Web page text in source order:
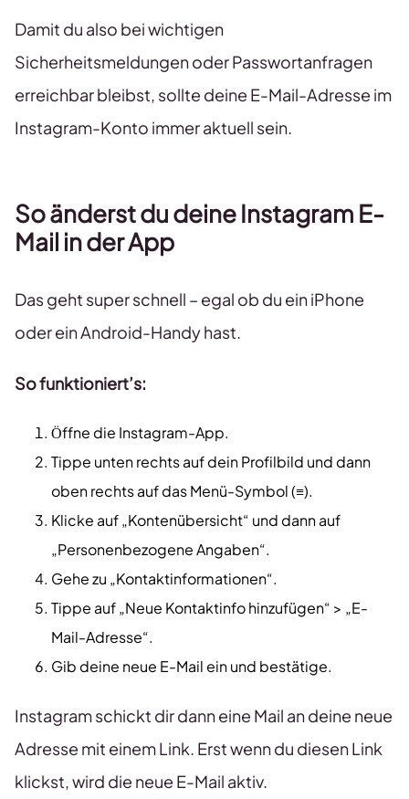
Damit du also bei wichtigen
Sicherheitsmeldungen oder Passwortanfragen
erreichbar bleibst, sollte deine E-Mail-Adresse im
Instagram-Konto immer aktuell sein.
So änderst du deine Instagram E-
Mail in der App
Das geht super schnell – egal ob du ein iPhone
oder ein Android-Handy hast.
So funktioniert’s:
Öffne die Instagram-App.
Tippe unten rechts auf dein Profilbild und dann
oben rechts auf das Menü-Symbol (≡).
Klicke auf „Kontenübersicht“ und dann auf
„Personenbezogene Angaben“.
Gehe zu „Kontaktinformationen“.
Tippe auf „Neue Kontaktinfo hinzufügen“ > „E-
Mail-Adresse“.
Gib deine neue E-Mail ein und bestätige.
Instagram schickt dir dann eine Mail an deine neue
Adresse mit einem Link. Erst wenn du diesen Link
klickst, wird die neue E-Mail aktiv.